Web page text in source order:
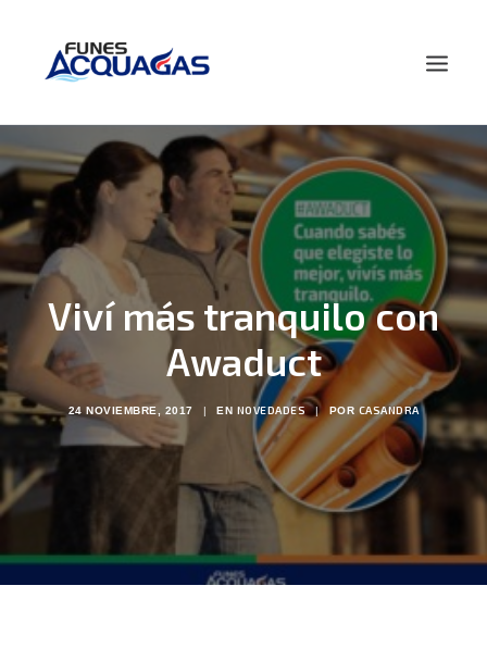
HOME
NOSOTROS
PRODUCTOS
NOVEDADES
CONTACTO
Viví más tranquilo con
Awaduct
24 NOVIEMBRE, 2017 | EN NOVEDADES | POR CASANDRA